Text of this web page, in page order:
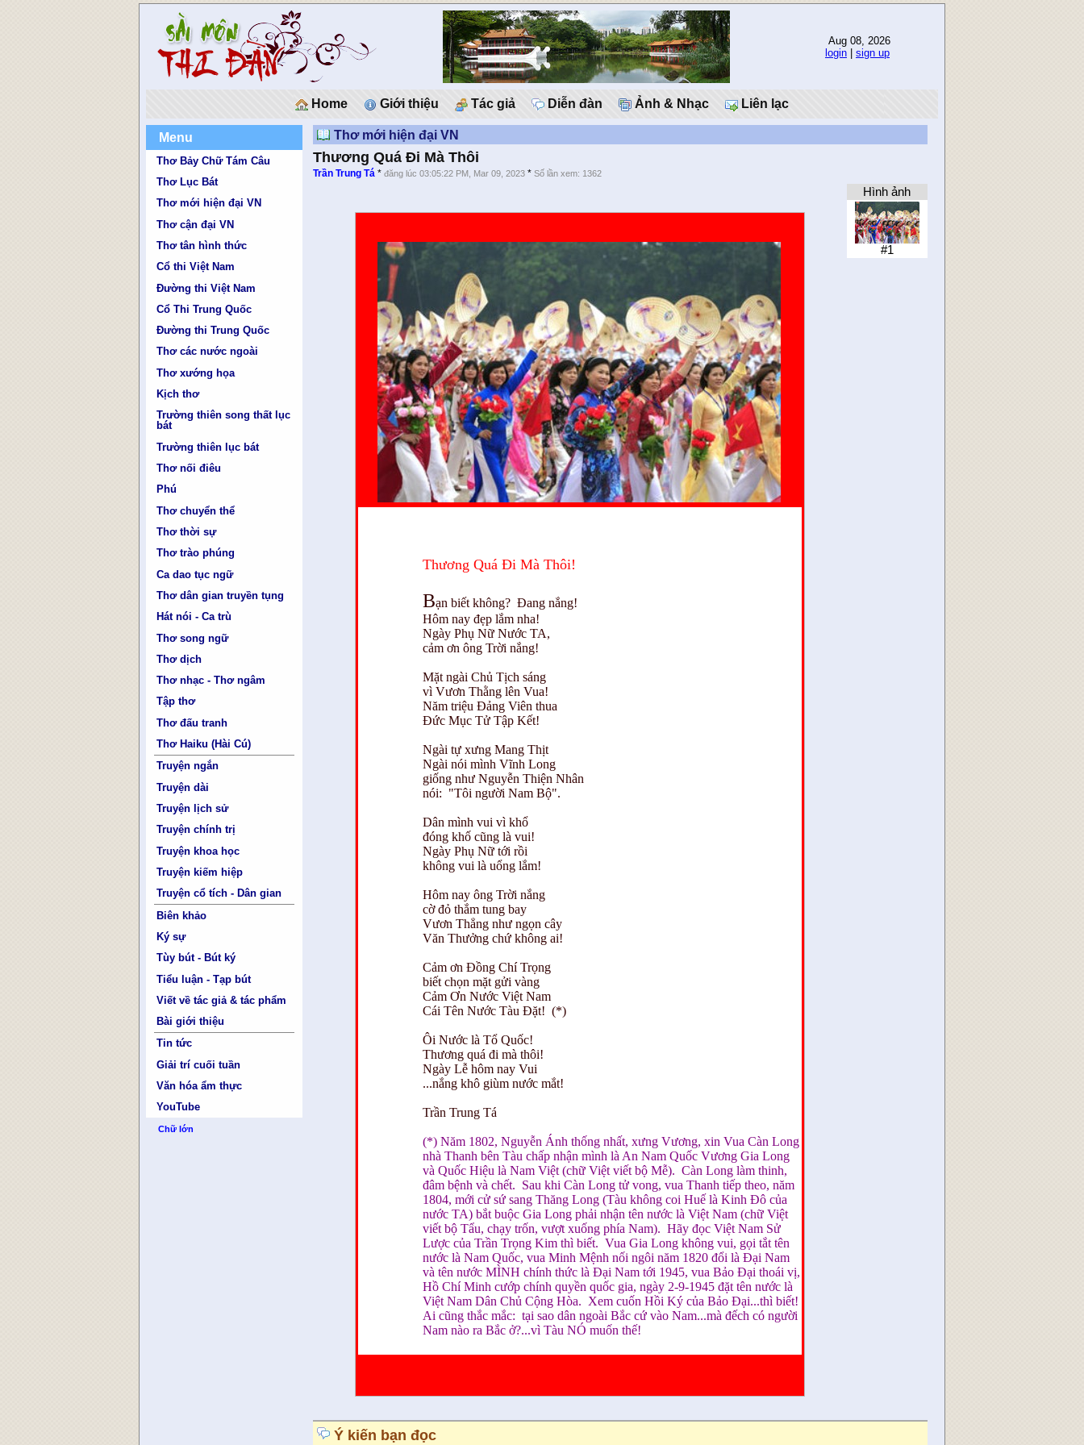
Aug 08, 2026
login
sign up
Home Giới thiệu Tác giả Diễn đàn Ảnh & Nhạc Liên lạc
Menu
Thơ Bảy Chữ Tám Câu
Thơ Lục Bát
Thơ mới hiện đại VN
Thơ cận đại VN
Thơ tân hình thức
Cổ thi Việt Nam
Đường thi Việt Nam
Cổ Thi Trung Quốc
Đường thi Trung Quốc
Thơ các nước ngoài
Thơ xướng họa
Kịch thơ
Trường thiên song thất lục
bát
Trường thiên lục bát
Thơ nối điêu
Phú
Thơ chuyển thể
Thơ thời sự
Thơ trào phúng
Ca dao tục ngữ
Thơ dân gian truyền tụng
Hát nói - Ca trù
Thơ song ngữ
Thơ dịch
Thơ nhạc - Thơ ngâm
Tập thơ
Thơ đấu tranh
Thơ Haiku (Hài Cú)
Truyện ngắn
Truyện dài
Truyện lịch sử
Truyện chính trị
Truyện khoa học
Truyện kiếm hiệp
Truyện cổ tích - Dân gian
Biên khảo
Ký sự
Tùy bút - Bút ký
Tiểu luận - Tạp bút
Viết về tác giả & tác phẩm
Bài giới thiệu
Tin tức
Giải trí cuối tuần
Văn hóa ẩm thực
YouTube
Chữ lớn
Thơ mới hiện đại VN
Thương Quá Đi Mà Thôi
Trần Trung Tá *đăng lúc 03:05:22 PM, Mar 09, 2023 *Số lần xem: 1362
Hình ảnh
#1
Thương Quá Đi Mà Thôi!
Bạn biết không? Đang nắng!
Hôm nay đẹp lắm nha!
Ngày Phụ Nữ Nước TA,
cảm ơn ông Trời nắng!
Mặt ngài Chủ Tịch sáng
vì Vươn Thằng lên Vua!
Năm triệu Đảng Viên thua
Đức Mục Tử Tập Kết!
Ngài tự xưng Mang Thịt
Ngài nói mình Vĩnh Long
giống như Nguyễn Thiện Nhân
nói: "Tôi người Nam Bộ".
Dân mình vui vì khổ
đóng khố cũng là vui!
Ngày Phụ Nữ tới rồi
không vui là uổng lắm!
Hôm nay ông Trời nắng
cờ đỏ thắm tung bay
Vươn Thẳng như ngọn cây
Văn Thưởng chứ không ai!
Cảm ơn Đồng Chí Trọng
biết chọn mặt gửi vàng
Cảm Ơn Nước Việt Nam
Cái Tên Nước Tàu Đặt! (*)
Ôi Nước là Tổ Quốc!
Thương quá đi mà thôi!
Ngày Lễ hôm nay Vui
...nắng khô giùm nước mắt!
Trần Trung Tá
(*) Năm 1802, Nguyễn Ánh thống nhất, xưng Vương, xin Vua Càn Long
nhà Thanh bên Tàu chấp nhận mình là An Nam Quốc Vương Gia Long
và Quốc Hiệu là Nam Việt (chữ Việt viết bộ Mễ). Càn Long làm thinh,
đâm bệnh và chết. Sau khi Càn Long tử vong, vua Thanh tiếp theo, năm
1804, mới cử sứ sang Thăng Long (Tàu không coi Huế là Kinh Đô của
nước TA) bắt buộc Gia Long phải nhận tên nước là Việt Nam (chữ Việt
viết bộ Tẩu, chạy trốn, vượt xuống phía Nam). Hãy đọc Việt Nam Sử
Lược của Trần Trọng Kim thì biết. Vua Gia Long không vui, gọi tắt tên
nước là Nam Quốc, vua Minh Mệnh nối ngôi năm 1820 đổi là Đại Nam
và tên nước MÌNH chính thức là Đại Nam tới 1945, vua Bảo Đại thoái vị,
Hồ Chí Minh cướp chính quyền quốc gia, ngày 2-9-1945 đặt tên nước là
Việt Nam Dân Chủ Cộng Hòa. Xem cuốn Hồi Ký của Bảo Đại...thì biết!
Ai cũng thắc mắc: tại sao dân ngoài Bắc cứ vào Nam...mà đếch có người
Nam nào ra Bắc ở?...vì Tàu NÓ muốn thế!
Ý kiến bạn đọc